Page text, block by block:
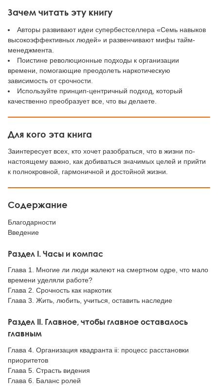
Зачем читать эту книгу
Авторы развивают идеи супербестселлера «Семь навыков
высокоэффективных людей» и развенчивают мифы тайм-
менеджмента.
Поистине революционные подходы к организации
времени, помогающие преодолеть наркотическую
зависимость от срочности.
Используйте принцип-центричный подход, который
качественно преобразует все, что вы делаете.
Для кого эта книга
Заинтересует всех, кто хочет разобраться, что в жизни по-
настоящему важно, как добиваться значимых целей и прийти
к полнокровной, гармоничной и достойной жизни.
Содержание
Благодарности
Введение
Раздел I. Часы и компас
Глава 1. Многие ли люди жалеют на смертном одре, что мало
времени уделяли работе?
Глава 2. Срочность как наркотик
Глава 3. Жить, любить, учиться, оставить наследие
Раздел II. Главное, чтобы главное оставалось
главным
Глава 4. Организация квадранта ii: процесс расстановки
приоритетов
Глава 5. Страсть видения
Глава 6. Баланс ролей